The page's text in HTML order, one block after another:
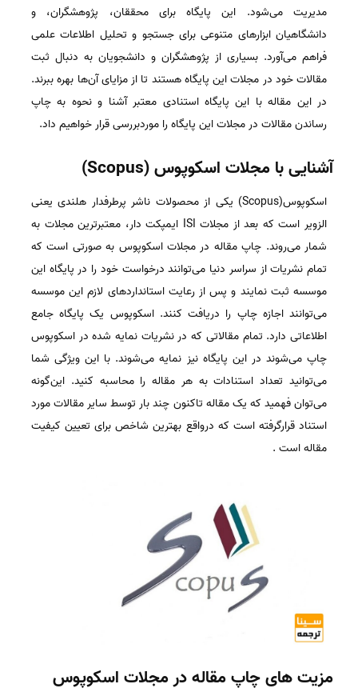
مدیریت می‌شود. این پایگاه برای محققان، پژوهشگران، و
دانشگاهیان ابزارهای متنوعی برای جستجو و تحلیل اطلاعات علمی
فراهم می‌آورد. بسیاری از پژوهشگران و دانشجویان به دنبال ثبت
مقالات خود در مجلات این پایگاه هستند تا از مزایای آن‌ها بهره ببرند.
در این مقاله با این پایگاه استنادی معتبر آشنا و نحوه به چاپ
رساندن مقالات در مجلات این پایگاه را موردبررسی قرار خواهیم داد.
آشنایی با مجلات اسکوپوس (Scopus)
اسکوپوس(Scopus) یکی از محصولات ناشر پرطرفدار هلندی یعنی
الزویر است که بعد از مجلات ISI ایمپکت دار، معتبرترین مجلات به
شمار می‌روند. چاپ مقاله در مجلات اسکوپوس به صورتی است که
تمام نشریات از سراسر دنیا می‌توانند درخواست خود را در پایگاه این
موسسه ثبت نمایند و پس از رعایت استانداردهای لازم این موسسه
می‌توانند اجازه چاپ را دریافت کنند. اسکوپوس یک پایگاه جامع
اطلاعاتی دارد. تمام مقالاتی که در نشریات نمایه شده در اسکوپوس
چاپ می‌شوند در این پایگاه نیز نمایه می‌شوند. با این ویژگی شما
می‌توانید تعداد استنادات به هر مقاله را محاسبه کنید. این‌گونه
می‌توان فهمید که یک مقاله تاکنون چند بار توسط سایر مقالات مورد
استناد قرارگرفته است که درواقع بهترین شاخص برای تعیین کیفیت
مقاله است .
مزیت های چاپ مقاله در مجلات اسکوپوس